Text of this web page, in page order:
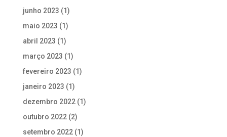
junho 2023 (1)
maio 2023 (1)
abril 2023 (1)
março 2023 (1)
fevereiro 2023 (1)
janeiro 2023 (1)
dezembro 2022(1)
outubro 2022(2)
setembro 2022(1)